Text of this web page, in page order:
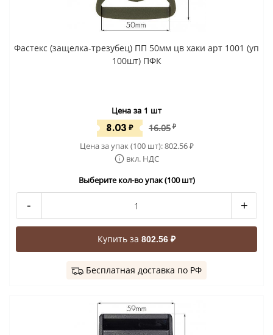
Фастекс (защелка-трезубец) ПП 50мм цв хаки арт 1001 (уп
100шт) ПФК
Цена за 1 шт
8.03 ₽ 16.05 ₽
Цена за упак (100 шт):802.56₽
вкл. НДС
Выберите кол-во упак (100 шт)
- +
Купить за 802.56 ₽
Бесплатная доставка по РФ